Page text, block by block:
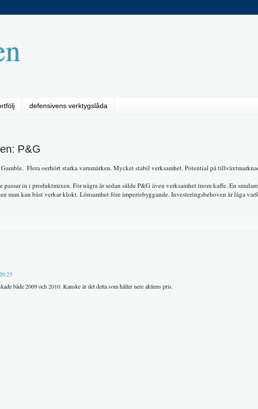
defensivens verktygslåda
P&G
Flera oerhört starka varumärken. Mycket stabil verksamhet. Potential på
in i produktmixen. För några år sedan sålde P&G även verksamhet inom kaffe. En smalare
man kan bäst verkar klokt. Lönsamhet före imperiebyggande. Investeringsbehoven är låga
både 2009 och 2010. Kanske är det detta som håller nere aktiens pris.